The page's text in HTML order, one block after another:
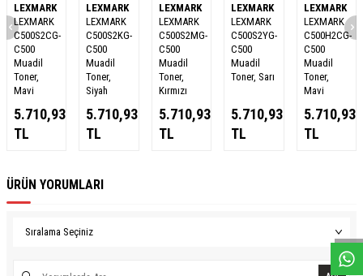
WhasappDeseHatt
LEXMARK
LEXMARK
C500S2CG-
C500
Muadil
Toner,
Mavi
5.710,93
TL
LEXMARK
LEXMARK
C500S2KG-
C500
Muadil
Toner,
Siyah
5.710,93
TL
LEXMARK
LEXMARK
C500S2MG-
C500
Muadil
Toner,
Kırmızı
5.710,93
TL
LEXMARK
LEXMARK
C500S2YG-
C500
Muadil
Toner, Sarı
5.710,93
TL
LEXMARK
LEXMARK
C500H2CG-
C500
Muadil
Toner,
Mavi
5.710,93
TL
ÜRÜN YORUMLARI